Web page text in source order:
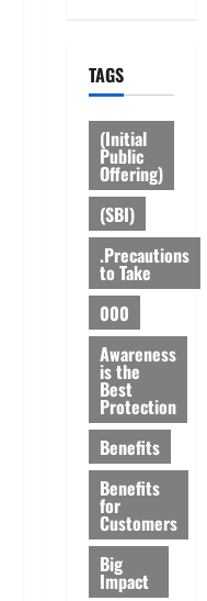
TAGS
(Initial
Public
Offering)
(SBI)
.Precautions
to Take
000
Awareness
is the
Best
Protection
Benefits
Benefits
for
Customers
Big
Impact